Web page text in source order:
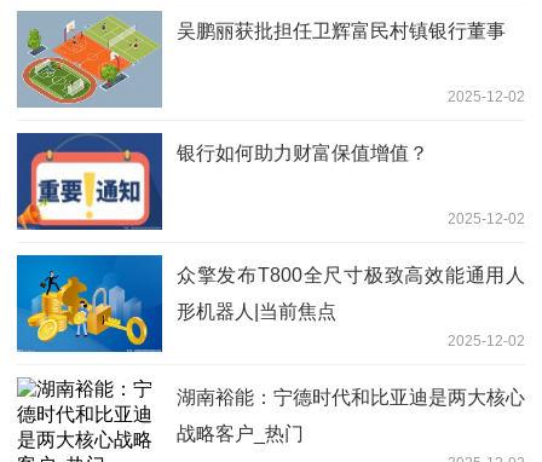
吴鹏丽获批担任卫辉富民村镇银行董事
2025-12-02
银行如何助力财富保值增值？
2025-12-02
众擎发布T800全尺寸极致高效能通用人
形机器人|当前焦点
2025-12-02
湖南裕能：宁德时代和比亚迪是两大核心
战略客户_热门